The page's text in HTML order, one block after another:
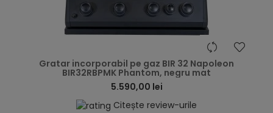
Gratar incorporabil pe gaz BIR 32 Napoleon
BIR32RBPMK Phantom, negru mat
5.590,00 lei
Citește review-urile